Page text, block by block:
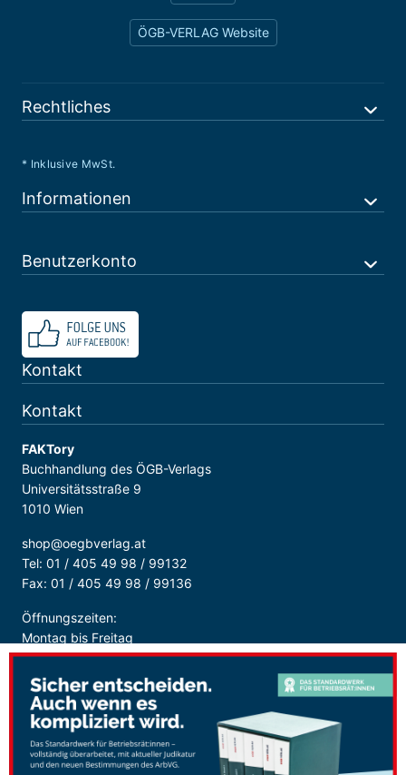
ÖGB-VERLAG Website
Rechtliches
* Inklusive MwSt.
Informationen
Benutzerkonto
Kontakt
Kontakt
FAKTory
Buchhandlung des ÖGB-Verlags
Universitätsstraße 9
1010 Wien
shop@oegbverlag.at
Tel: 01 / 405 49 98 / 99132
Fax: 01 / 405 49 98 / 99136
Öffnungszeiten:
Montag bis Freitag
9:00 - 18:00 Uhr
durchgehend
Sicher Bezahlen: